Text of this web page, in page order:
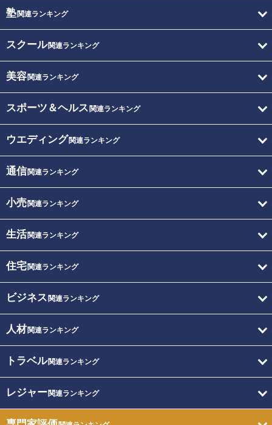
塾関連ランキング
スクール関連ランキング
美容関連ランキング
スポーツ＆ヘルス 関連ランキング
ウエディング関連ランキング
通信関連ランキング
小売関連ランキング
生活関連ランキング
住宅関連ランキング
ビジネス 関連ランキング
人材関連ランキング
トラベル関連ランキング
レジャー関連ランキング